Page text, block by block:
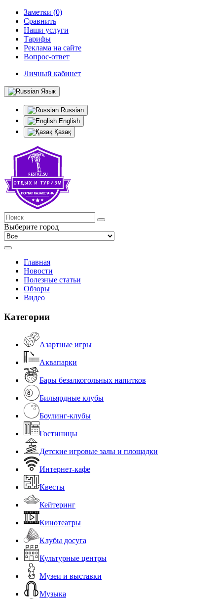
Заметки (0)
Сравнить
Наши услуги
Тарифы
Реклама на сайте
Вопрос-ответ
Личный кабинет
Язык
Russian
English
Қазақ
Выберите город
Главная
Новости
Полезные статьи
Обзоры
Видео
Категории
Азартные игры
Аквапарки
Бары безалкогольных напитков
Бильярдные клубы
Боулинг-клубы
Гостиницы
Детские игровые залы и площадки
Интернет-кафе
Квесты
Кейтеринг
Кинотеатры
Клубы досуга
Культурные центры
Музеи и выставки
Музыка